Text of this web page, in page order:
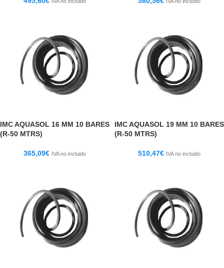
IMC AQUASOL 16 MM 10 BARES
(R-50 MTRS)
365,09€ IVA no incluido
IMC AQUASOL 19 MM 10 BARES
(R-50 MTRS)
510,47€ IVA no incluido